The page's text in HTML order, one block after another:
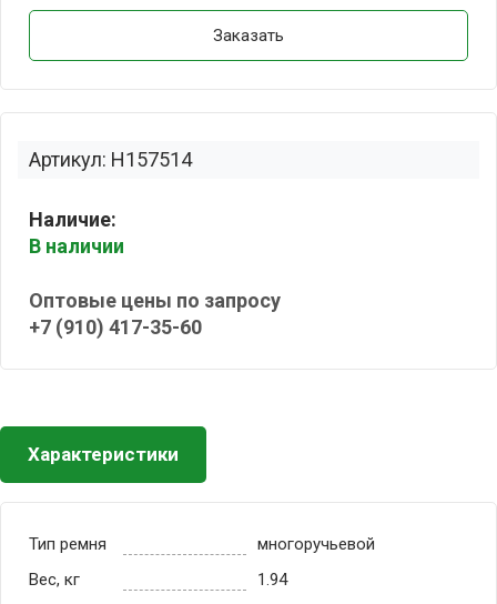
Артикул: H157514
Наличие:
В наличии
Оптовые цены по запросу
+7 (910) 417-35-60
Заказать
Характеристики
Тип ремня
многоручьевой
Вес, кг
1.94